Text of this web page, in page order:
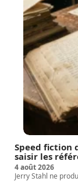
Speed fiction
saisir les
4 août 2026
Jerry Stahl ne